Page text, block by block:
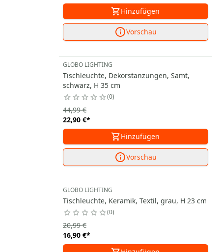
Hinzufügen
Vorschau
GLOBO LIGHTING
Tischleuchte, Dekorstanzungen, Samt,
schwarz, H 35 cm
0
22,90 €*
44,99 €
Hinzufügen
Vorschau
GLOBO LIGHTING
Tischleuchte, Keramik, Textil, grau, H 23 cm
0
16,90 €*
20,99 €